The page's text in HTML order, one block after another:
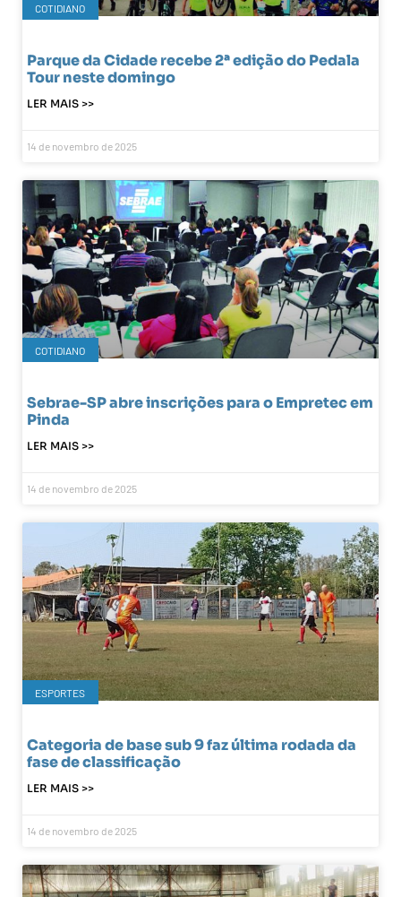
COTIDIANO
Parque da Cidade recebe 2ª edição do Pedala
Tour neste domingo
LER MAIS >>
14 de novembro de 2025
COTIDIANO
Sebrae-SP abre inscrições para o Empretec em
Pinda
LER MAIS >>
14 de novembro de 2025
ESPORTES
Categoria de base sub 9 faz última rodada da
fase de classificação
LER MAIS >>
14 de novembro de 2025